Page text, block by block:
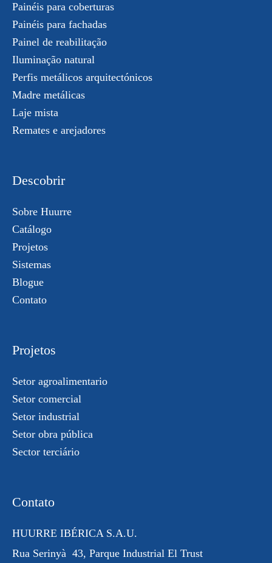
Painéis para coberturas
Painéis para fachadas
Painel de reabilitação
Iluminação natural
Perfis metálicos arquitectónicos
Madre metálicas
Laje mista
Remates e arejadores
Descobrir
Sobre Huurre
Catálogo
Projetos
Sistemas
Blogue
Contato
Projetos
Setor agroalimentario
Setor comercial
Setor industrial
Setor obra pública
Sector terciário
Contato
HUURRE IBÉRICA S.A.U.
Rua Serinyà 43, Parque Industrial El Trust